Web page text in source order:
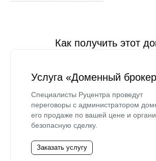
Как получить этот
Услуга «Доменный
Специалисты Руцентра проведут
переговоры с администратором
его продаже по вашей цене и
безопасную сделку.
Заказать услугу